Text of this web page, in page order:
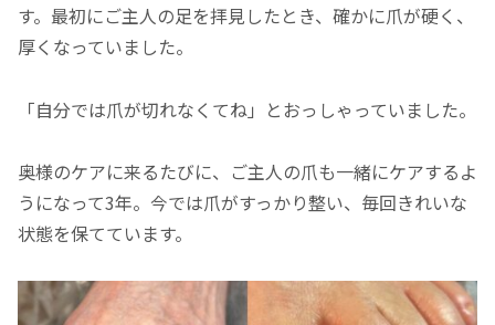
す。最初にご主人の足を拝見したとき、確かに爪が硬く、
厚くなっていました。
「自分では爪が切れなくてね」とおっしゃっていました。
奥様のケアに来るたびに、ご主人の爪も一緒にケアするよ
うになって3年。今では爪がすっかり整い、毎回きれいな
状態を保てています。